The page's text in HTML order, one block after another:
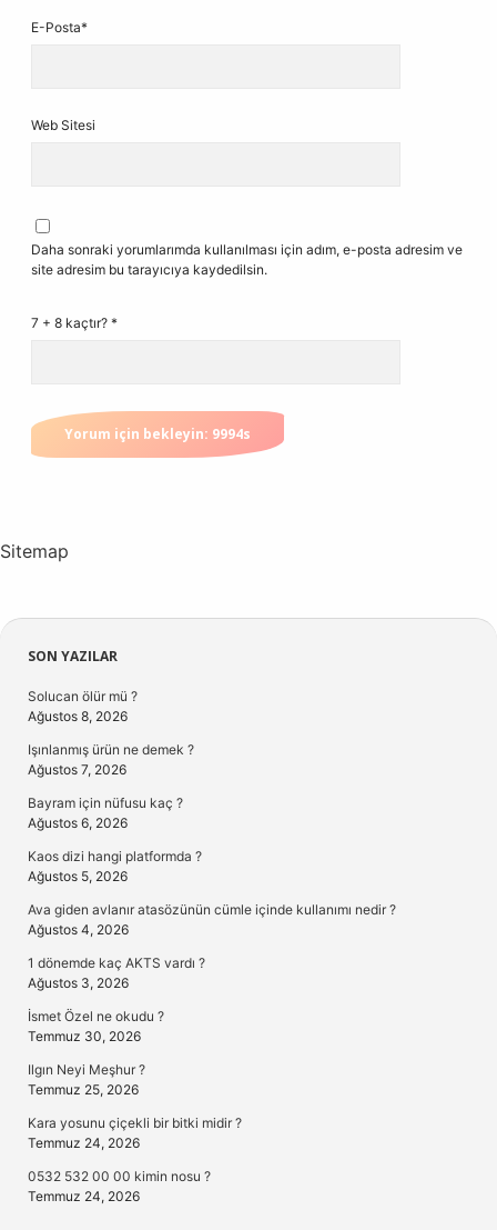
E-Posta*
Web Sitesi
Daha sonraki yorumlarımda kullanılması için adım, e-posta adresim ve
site adresim bu tarayıcıya kaydedilsin.
7 + 8 kaçtır? *
Sitemap
Sidebar
SON YAZILAR
Solucan ölür mü ?
Ağustos 8, 2026
Işınlanmış ürün ne demek ?
Ağustos 7, 2026
Bayram için nüfusu kaç ?
Ağustos 6, 2026
Kaos dizi hangi platformda ?
Ağustos 5, 2026
Ava giden avlanır atasözünün cümle içinde kullanımı nedir ?
Ağustos 4, 2026
1 dönemde kaç AKTS vardı ?
Ağustos 3, 2026
İsmet Özel ne okudu ?
Temmuz 30, 2026
Ilgın Neyi Meşhur ?
Temmuz 25, 2026
Kara yosunu çiçekli bir bitki midir ?
Temmuz 24, 2026
0532 532 00 00 kimin nosu ?
Temmuz 24, 2026